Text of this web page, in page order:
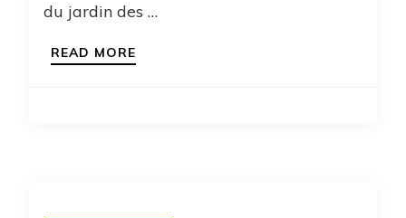
du jardin des …
READ MORE